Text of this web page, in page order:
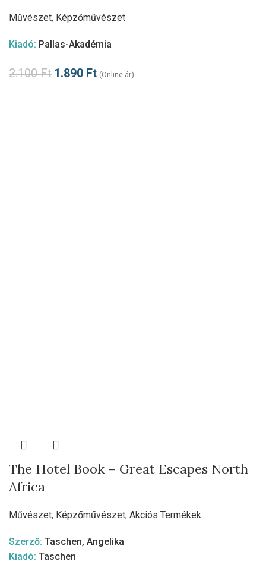
Művészet, Képzőművészet
Kiadó: Pallas-Akadémia
2.100Ft 1.890 Ft (Online ár)
The Hotel Book – Great Escapes North
Africa
Művészet, Képzőművészet, Akciós Termékek
Szerző: Taschen, Angelika
Kiadó: Taschen